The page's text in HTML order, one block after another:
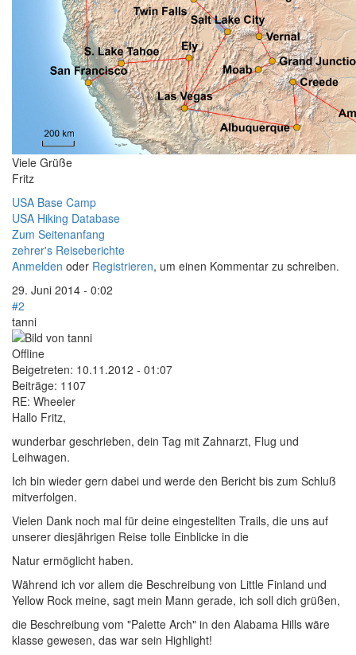
Viele Grüße
Fritz
USA Base Camp
USA Hiking Database
Zum Seitenanfang
zehrer's Reiseberichte
Anmelden oder Registrieren, um einen Kommentar zu schreiben.
29. Juni 2014 - 0:02
#2
tanni
Offline
Beigetreten: 10.11.2012 - 01:07
Beiträge: 1107
RE: Wheeler
Hallo Fritz,
wunderbar geschrieben, dein Tag mit Zahnarzt, Flug und
Leihwagen.
Ich bin wieder gern dabei und werde den Bericht bis zum Schluß
mitverfolgen.
Vielen Dank noch mal für deine eingestellten Trails, die uns auf
unserer diesjährigen Reise tolle Einblicke in die
Natur ermöglicht haben.
Während ich vor allem die Beschreibung von Little Finland und
Yellow Rock meine, sagt mein Mann gerade, ich soll dich grüßen,
die Beschreibung vom "Palette Arch" in den Alabama Hills wäre
klasse gewesen, das war sein Highlight!